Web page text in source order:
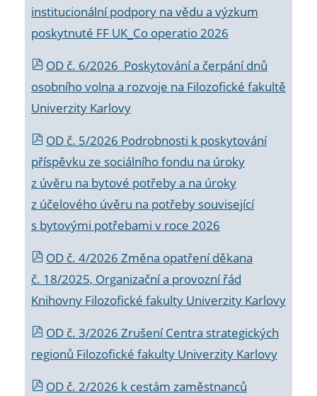
institucionální podpory na vědu a výzkum
poskytnuté FF UK_Co operatio 2026
OD č. 6/2026 Poskytování a čerpání dnů
osobního volna a rozvoje na Filozofické fakultě
Univerzity Karlovy
OD č. 5/2026 Podrobnosti k poskytování
příspěvku ze sociálního fondu na úroky
z úvěru na bytové potřeby a na úroky
z účelového úvěru na potřeby související
s bytovými potřebami v roce 2026
OD č. 4/2026 Změna opatření děkana
č. 18/2025, Organizační a provozní řád
Knihovny Filozofické fakulty Univerzity Karlovy
OD č. 3/2026 Zrušení Centra strategických
regionů Filozofické fakulty Univerzity Karlovy
OD č. 2/2026 k cestám zaměstnanců